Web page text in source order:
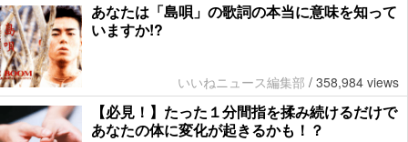
あなたは「島唄」の歌詞の本当に意味を知って
いますか!?
いいねニュース編集部 / 358,984 views
【必見！】たった１分間指を揉み続けるだけで
あなたの体に変化が起きるかも！？